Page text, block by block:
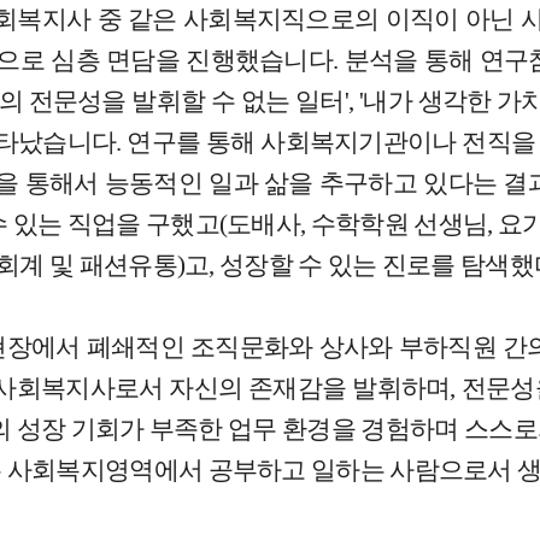
복지사 중 같은 사회복지직으로의 이직이 아닌
로 심층 면담을 진행했습니다. 분석을 통해 연
전문성을 발휘할 수 없는 일터', '내가 생각한 가
났습니다. 연구를 통해 사회복지기관이나 전직
통해서 능동적인 일과 삶을 추구하고 있다는
는 직업을 구했고(도배사, 수학학원 선생님, 요
계 및 패션유통)고, 성장할 수 있는 진로를 탐색
에서 폐쇄적인 조직문화와 상사와 부하직원
회복지사로서 자신의 존재감을 발휘하며, 전문
장 기회가 부족한 업무 환경을 경험하며 스스
회복지영역에서 공부하고 일하는 사람으로서